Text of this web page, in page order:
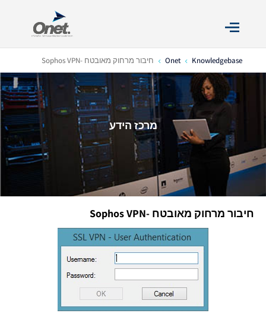
Onet 4 Knowledgebase
4 חיבור מרחוק מאובטח -Sophos VPN
מרכז הידע
חיבור מרחוק מאובטח -Sophos VPN